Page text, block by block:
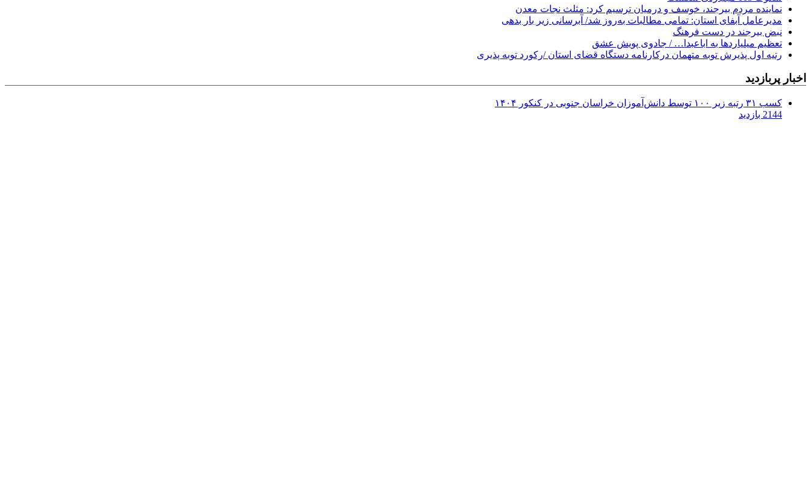
نماینده مردم بیرجند، خوسف و درمیان ترسیم کرد: مثلث نجات معدن
مدیرعامل آبفای استان: تمامی مطالبات به‌روز شد/ آبرسانی زیر بار بدهی
نبض بیرجند در دست فرهنگ
تعظیم میلیاردها به اباعبدا… / جادوی پویش عشق
رتیه اول پذیرش توبه متهمان درکارنامه دستگاه قضای استان /رکورد توبه پذیری
اخبار پربازدید
کسب ۳۱ رتبه زیر ۱۰۰ توسط دانش‌آموزان خراسان جنوبی در کنکور ۱۴۰۴
2144 بازدید